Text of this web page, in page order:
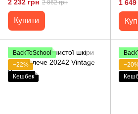
2 232 грн 2 862 грн
Купити
1 649
BackToSchool
−22%
Кешбек